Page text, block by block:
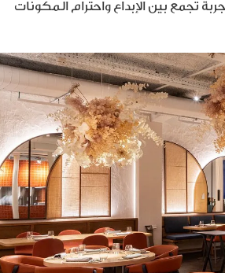
تجمع بين الإبداع واحترام المكونات